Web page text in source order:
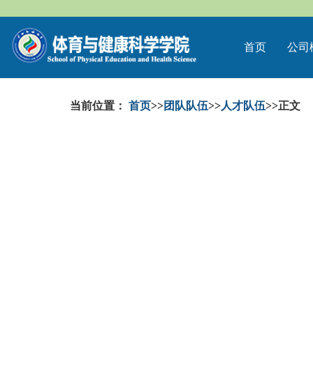
首页 公司
当前位置： 首页>>团队队伍>>人才队伍>>正文